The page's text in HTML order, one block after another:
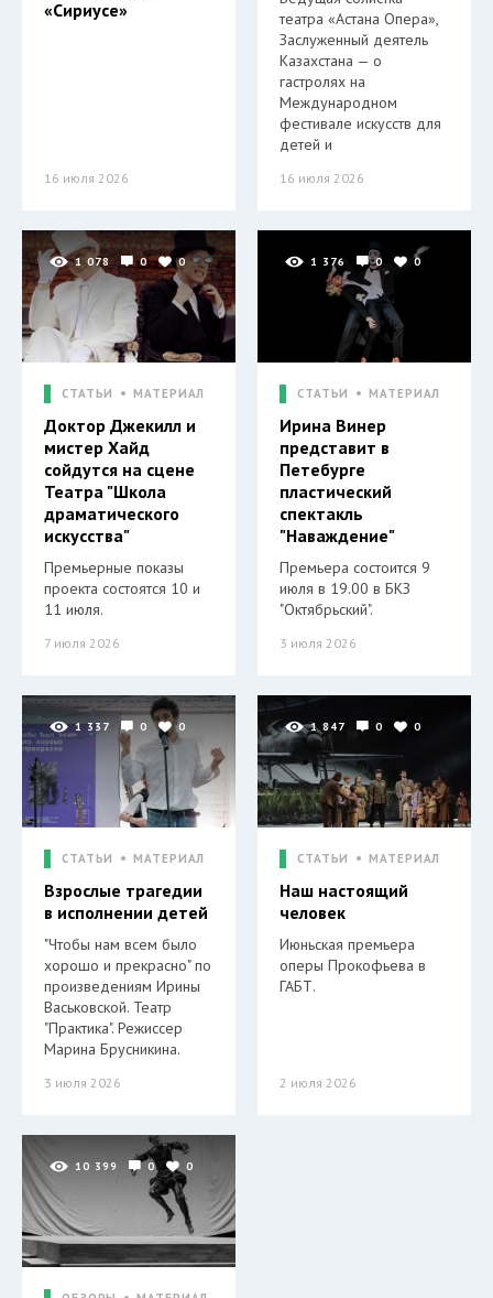
«Сириусе»
16 июля 2026
театра «Астана Опера»,
Заслуженный деятель
Казахстана — о
гастролях на
Международном
фестивале искусств для
детей и
16 июля 2026
1 078 0 0
СТАТЬИ МАТЕРИАЛ
Доктор Джекилл и
мистер Хайд
сойдутся на сцене
Театра "Школа
драматического
искусства"
Премьерные показы
проекта состоятся 10 и
11 июля.
7 июля 2026
1 376 0 0
СТАТЬИ МАТЕРИАЛ
Ирина Винер
представит в
Петебурге
пластический
спектакль
"Наваждение"
Премьера состоится 9
июля в 19.00 в БКЗ
"Октябрьский".
3 июля 2026
1 337 0 0
СТАТЬИ МАТЕРИАЛ
Взрослые трагедии
в исполнении детей
"Чтобы нам всем было
хорошо и прекрасно" по
произведениям Ирины
Васьковской. Театр
"Практика". Режиссер
Марина Брусникина.
3 июля 2026
1 847 0 0
СТАТЬИ МАТЕРИАЛ
Наш настоящий
человек
Июньская премьера
оперы Прокофьева в
ГАБТ.
2 июля 2026
10 399 0 0